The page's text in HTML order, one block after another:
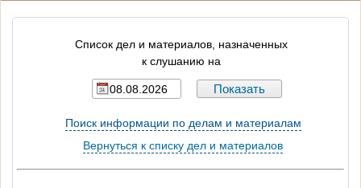
Список дел и материалов, назначенных
к слушанию на
Поиск информации по делам и материалам
Вернуться к списку дел и материалов